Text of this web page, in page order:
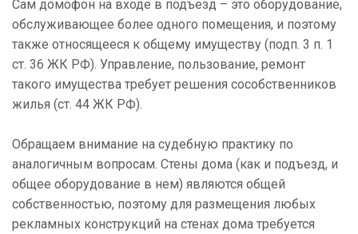
Сам домофон на входе в подъезд – это оборудование,
обслуживающее более одного помещения, и поэтому
также относящееся к общему имуществу (подп. 3 п. 1
ст. 36 ЖК РФ). Управление, пользование, ремонт
такого имущества требует решения сособственников
жилья (ст. 44 ЖК РФ).
Обращаем внимание на судебную практику по
аналогичным вопросам. Стены дома (как и подъезд, и
общее оборудование в нем) являются общей
собственностью, поэтому для размещения любых
рекламных конструкций на стенах дома требуется